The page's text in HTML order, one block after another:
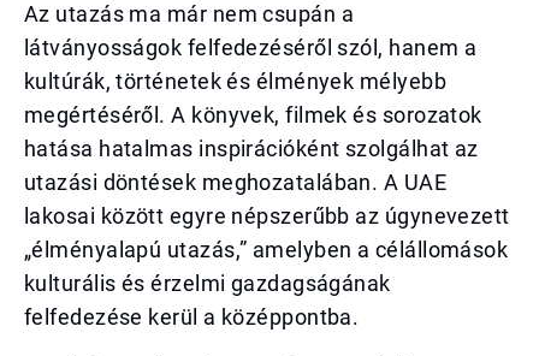
Az utazás ma már nem csupán a
látványosságok felfedezéséről szól, hanem a
kultúrák, történetek és élmények mélyebb
megértéséről. A könyvek, filmek és sorozatok
hatása hatalmas inspirációként szolgálhat az
utazási döntések meghozatalában. A UAE
lakosai között egyre népszerűbb az úgynevezett
„élményalapú utazás,” amelyben a célállomások
kulturális és érzelmi gazdagságának
felfedezése kerül a középpontba.